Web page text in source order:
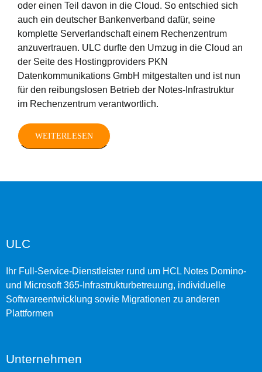
oder einen Teil davon in die Cloud. So entschied sich
auch ein deutscher Bankenverband dafür, seine
komplette Serverlandschaft einem Rechenzentrum
anzuvertrauen. ULC durfte den Umzug in die Cloud an
der Seite des Hostingproviders PKN
Datenkommunikations GmbH mitgestalten und ist nun
für den reibungslosen Betrieb der Notes-Infrastruktur
im Rechenzentrum verantwortlich.
WEITERLESEN
ULC
Ihr Full-Service-Dienstleister rund um HCL Notes Domino-
und Microsoft 365-Infrastrukturbetreuung, individuelle
Softwareentwicklung sowie Migrationen zu anderen
Plattformen
Unternehmen